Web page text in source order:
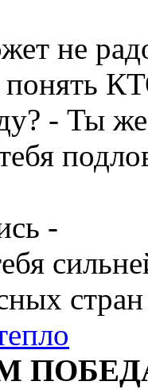
не
понять
- Ты же
-
стран